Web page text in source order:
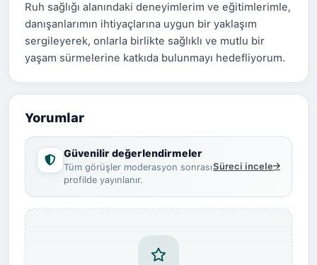
Ruh sağlığı alanındaki deneyimlerim ve eğitimlerimle,
danışanlarımın ihtiyaçlarına uygun bir yaklaşım
sergileyerek, onlarla birlikte sağlıklı ve mutlu bir
yaşam sürmelerine katkıda bulunmayı hedefliyorum.
Yorumlar
Güvenilir değerlendirmeler
Tüm görüşler moderasyon sonrası
profilde yayınlanır.
Süreci incele